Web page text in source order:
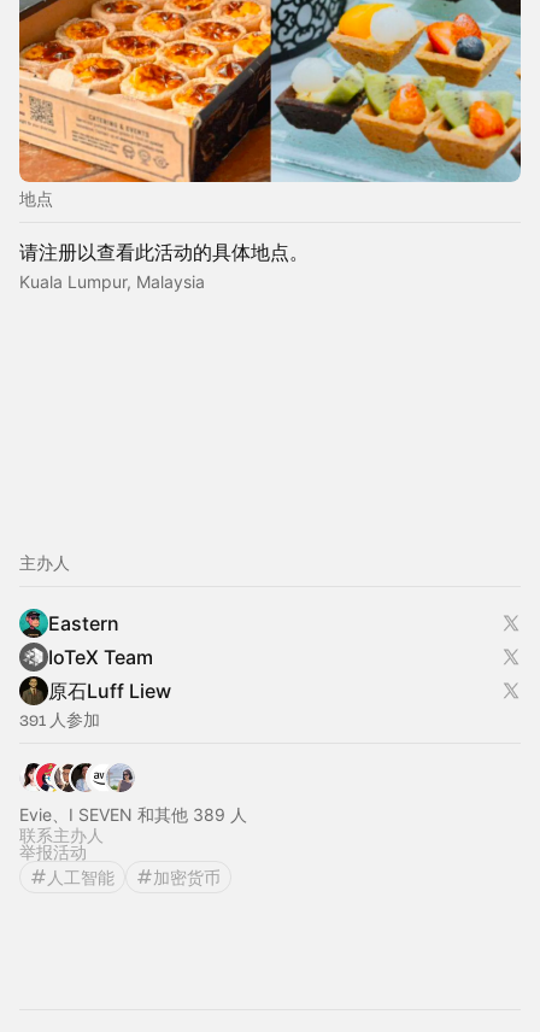
地点
请注册以查看此活动的具体地点。
Kuala Lumpur, Malaysia
主办人
Eastern
IoTeX Team
原石Luff Liew
391 人参加
Evie、I SEVEN 和其他 389 人
联系主办人
举报活动
人工智能
加密货币